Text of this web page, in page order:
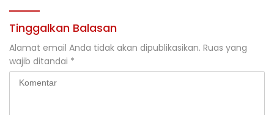
Tinggalkan Balasan
Alamat email Anda tidak akan dipublikasikan. Ruas yang
wajib ditandai *